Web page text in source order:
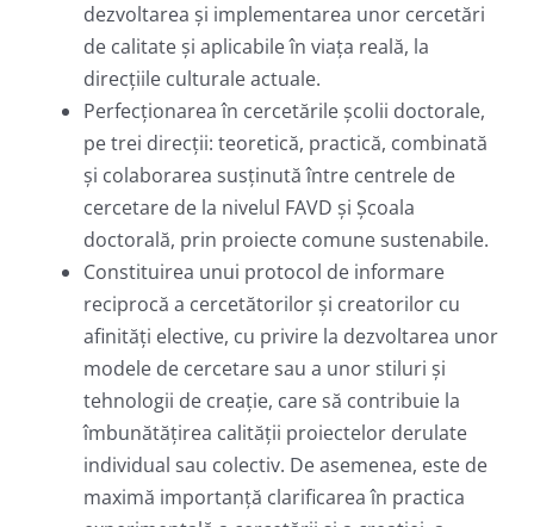
dezvoltarea şi implementarea unor cercetări
de calitate şi aplicabile în viaţa reală, la
direcţiile culturale actuale.
Perfecţionarea în cercetările şcolii doctorale,
pe trei direcţii: teoretică, practică, combinată
şi colaborarea susţinută între centrele de
cercetare de la nivelul FAVD şi Şcoala
doctorală, prin proiecte comune sustenabile.
Constituirea unui protocol de informare
reciprocă a cercetătorilor şi creatorilor cu
afinităţi elective, cu privire la dezvoltarea unor
modele de cercetare sau a unor stiluri şi
tehnologii de creaţie, care să contribuie la
îmbunătăţirea calităţii proiectelor derulate
individual sau colectiv. De asemenea, este de
maximă importanţă clarificarea în practica